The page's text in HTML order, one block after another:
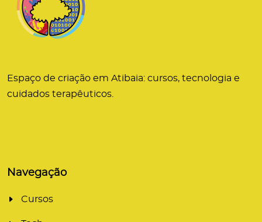
Espaço de criação em Atibaia: cursos, tecnologia e
cuidados terapêuticos.
Navegação
Cursos